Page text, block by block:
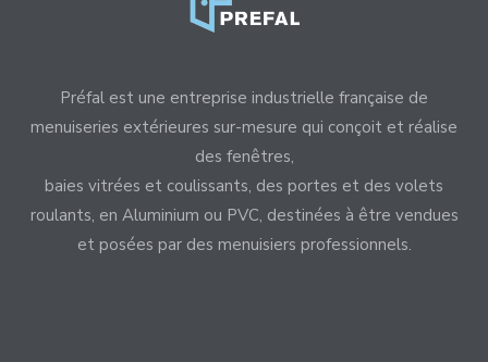
Préfal est une entreprise industrielle française de
menuiseries extérieures sur-mesure qui conçoit et réalise
des fenêtres,
baies vitrées et coulissants, des portes et des volets
roulants, en Aluminium ou PVC, destinées à être vendues
et posées par des menuisiers professionnels.